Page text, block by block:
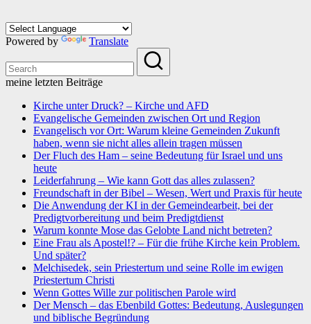
Powered by Translate
meine letzten Beiträge
Kirche unter Druck? – Kirche und AFD
Evangelische Gemeinden zwischen Ort und Region
Evangelisch vor Ort: Warum kleine Gemeinden Zukunft
haben, wenn sie nicht alles allein tragen müssen
Der Fluch des Ham – seine Bedeutung für Israel und uns
heute
Leiderfahrung – Wie kann Gott das alles zulassen?
Freundschaft in der Bibel – Wesen, Wert und Praxis für heute
Die Anwendung der KI in der Gemeindearbeit, bei der
Predigtvorbereitung und beim Predigtdienst
Warum konnte Mose das Gelobte Land nicht betreten?
Eine Frau als Apostel!? – Für die frühe Kirche kein Problem.
Und später?
Melchisedek, sein Priestertum und seine Rolle im ewigen
Priestertum Christi
Wenn Gottes Wille zur politischen Parole wird
Der Mensch – das Ebenbild Gottes: Bedeutung, Auslegungen
und biblische Begründung